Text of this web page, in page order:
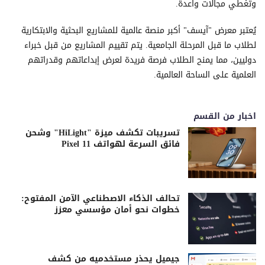
وتغطي مجالات واعدة.
يُعتبر معرض "آيسف" أكبر منصة عالمية للمشاريع البحثية والابتكارية
لطلاب ما قبل المرحلة الجامعية. يتم تقييم المشاريع من قبل خبراء
دوليين، مما يمنح الطلاب فرصة فريدة لعرض إبداعاتهم وقدراتهم
العلمية على الساحة العالمية.
اخبار من القسم
تسريبات تكشف ميزة "HiLight" وشحن
فائق السرعة لهواتف Pixel 11
تحالف الذكاء الاصطناعي الآمن المفتوح:
خطوات نحو أمان مؤسسي معزز
جيميل يحذر مستخدميه من كشف